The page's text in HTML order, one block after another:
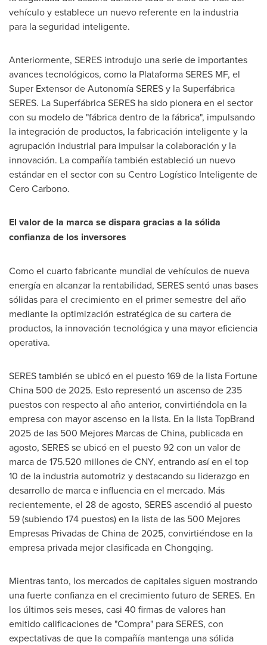
vehículo y establece un nuevo referente en la industria
para la seguridad inteligente.
Anteriormente, SERES introdujo una serie de importantes
avances tecnológicos, como la Plataforma SERES MF, el
Super Extensor de Autonomía SERES y la Superfábrica
SERES. La Superfábrica SERES ha sido pionera en el sector
con su modelo de "fábrica dentro de la fábrica", impulsando
la integración de productos, la fabricación inteligente y la
agrupación industrial para impulsar la colaboración y la
innovación. La compañía también estableció un nuevo
estándar en el sector con su Centro Logístico Inteligente de
Cero Carbono.
El valor de la marca se dispara gracias a la sólida
confianza de los inversores
Como el cuarto fabricante mundial de vehículos de nueva
energía en alcanzar la rentabilidad, SERES sentó unas bases
sólidas para el crecimiento en el primer semestre del año
mediante la optimización estratégica de su cartera de
productos, la innovación tecnológica y una mayor eficiencia
operativa.
SERES también se ubicó en el puesto 169 de la lista Fortune
China 500 de 2025. Esto representó un ascenso de 235
puestos con respecto al año anterior, convirtiéndola en la
empresa con mayor ascenso en la lista. En la lista TopBrand
2025 de las 500 Mejores Marcas de China, publicada en
agosto, SERES se ubicó en el puesto 92 con un valor de
marca de 175.520 millones de CNY, entrando así en el top
10 de la industria automotriz y destacando su liderazgo en
desarrollo de marca e influencia en el mercado. Más
recientemente, el 28 de agosto, SERES ascendió al puesto
59 (subiendo 174 puestos) en la lista de las 500 Mejores
Empresas Privadas deChina de2025, convirtiéndose en la
empresa privada mejor clasificada en Chongqing.
Mientras tanto, los mercados de capitales siguen mostrando
una fuerte confianza en el crecimiento futuro de SERES. En
los últimos seis meses, casi 40 firmas de valores han
emitido calificaciones de "Compra" para SERES, con
expectativas de que la compañía mantenga una sólida